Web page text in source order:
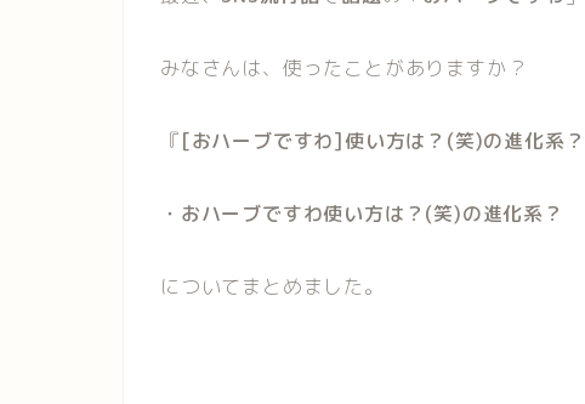
みなさんは、使ったことがありますか？
『[おハーブですわ]使い方は？(笑)の進化系？
・おハーブですわ使い方は？(笑)の進化系？
についてまとめました。